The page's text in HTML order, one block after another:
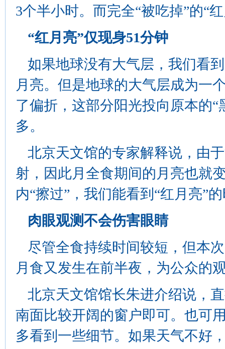
3个半小时。而完全“被吃掉”的“
“红月亮”仅现身51分钟
如果地球没有大气层，我们看
月亮。但是地球的大气层成为一
了偏折，这部分阳光投向原本的
多。
北京天文馆的专家解释说，由
射，因此月全食期间的月亮也就
内“擦过”，我们能看到“红月亮”
肉眼观测不会伤害眼睛
尽管全食持续时间较短，但本
月食又发生在前半夜，为公众的
北京天文馆馆长朱进介绍说，
南面比较开阔的窗户即可。也可
多看到一些细节。如果天气不好